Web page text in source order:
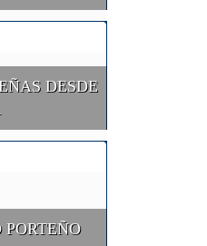
DESDE